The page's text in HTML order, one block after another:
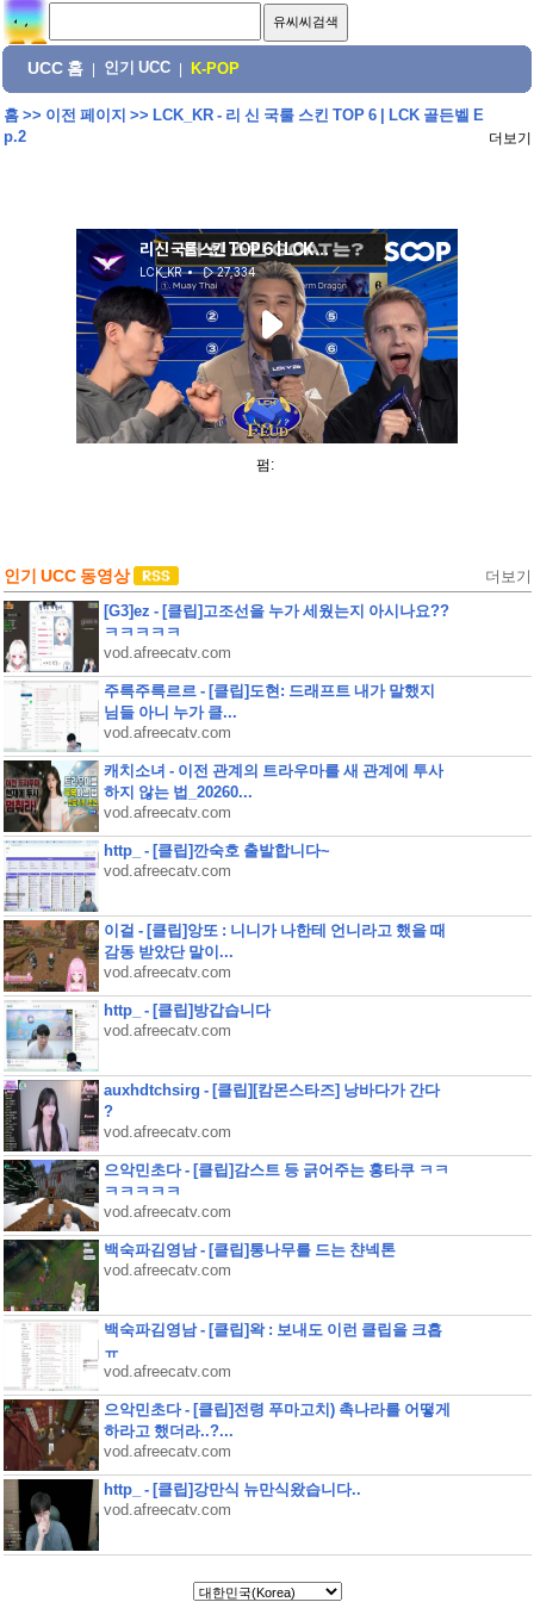
UCC 홈 인기 UCC K-POP
홈>> 이전 페이지 >> LCK_KR - 리 신 국룰 스킨 TOP 6 | LCK 골든벨 E
p.2
더보기
펌:
인기 UCC 동영상 더보기
[G3]ez - [클립]고조선을 누가 세웠는지 아시나요??
ㅋㅋㅋㅋㅋ
vod.afreecatv.com
주륵주륵르르 - [클립]도현: 드래프트 내가 말했지
님들 아니 누가 클...
vod.afreecatv.com
캐치소녀 - 이전 관계의 트라우마를 새 관계에 투사
하지 않는 법_20260...
vod.afreecatv.com
http_ - [클립]깐숙호 출발합니다~
vod.afreecatv.com
이걸 - [클립]앙또 : 니니가 나한테 언니라고 했을 때
감동 받았단 말이...
vod.afreecatv.com
http_ - [클립]방갑습니다
vod.afreecatv.com
auxhdtchsirg - [클립][캄몬스타즈] 낭바다가 간다
?
vod.afreecatv.com
으악민초다 - [클립]감스트 등 긁어주는 홍타쿠 ㅋㅋ
ㅋㅋㅋㅋㅋ
vod.afreecatv.com
백숙파김영남 - [클립]통나무를 드는 챤넥톤
vod.afreecatv.com
백숙파김영남 - [클립]왁 : 보내도 이런 클립을 크흡
ㅠ
vod.afreecatv.com
으악민초다 - [클립]전령 푸마고치) 촉나라를 어떻게
하라고 했더라..?...
vod.afreecatv.com
http_ - [클립]강만식 뉴만식왔습니다..
vod.afreecatv.com